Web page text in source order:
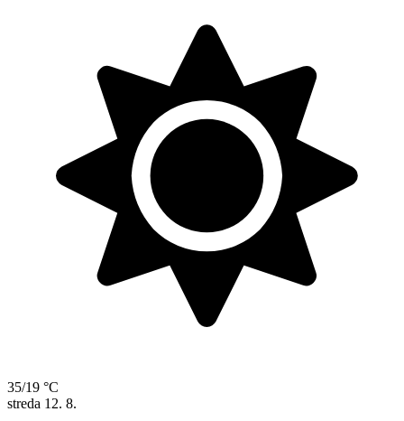
35/19 °C
streda 12. 8.